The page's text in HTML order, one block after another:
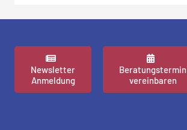
Newsletter
Anmeldung
Beratungstermin
vereinbaren